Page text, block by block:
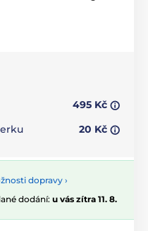
495 Kč
20 Kč
dopravy ›
dodání: u vás zítra 11. 8.